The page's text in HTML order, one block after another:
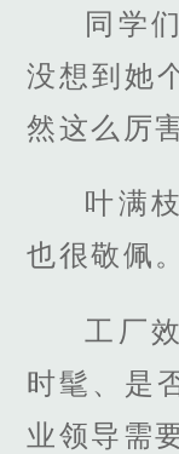
同学
没想到她
然这么厉
叶满
也很敬佩。
工厂
时髦、是
业领导需